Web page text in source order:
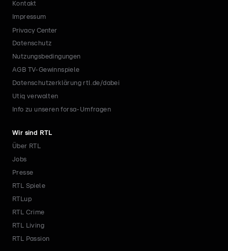
Kontakt
Impressum
Privacy Center
Datenschutz
Nutzungsbedingungen
AGB TV-Gewinnspiele
Datenschutzerklärung rtl.de/dabei
Utiq verwalten
Info zu unseren forsa-Umfragen
Wir sind RTL
Über RTL
Jobs
Presse
RTL Spiele
RTLup
RTL Crime
RTL Living
RTL Passion